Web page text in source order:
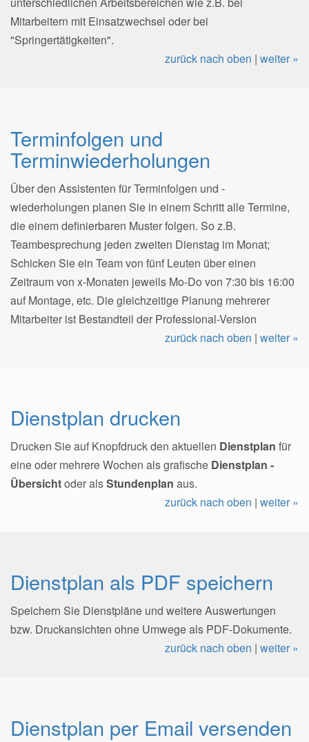
Mitarbeitern mit Einsatzwechsel oder bei
"Springertätigkeiten".
zurück nach oben | weiter »
Terminfolgen und
Terminwiederholungen
Über den Assistenten für Terminfolgen und -
wiederholungen planen Sie in einem Schritt alle Termine,
die einem definierbaren Muster folgen. So z.B.
Teambesprechung jeden zweiten Dienstag im Monat;
Schicken Sie ein Team von fünf Leuten über einen
Zeitraum von x-Monaten jeweils Mo-Do von 7:30 bis 16:00
auf Montage, etc. Die gleichzeitige Planung mehrerer
Mitarbeiter ist Bestandteil der Professional-Version
zurück nach oben | weiter »
Dienstplan drucken
Drucken Sie auf Knopfdruck den aktuellen Dienstplan für
eine oder mehrere Wochen als grafische Dienstplan -
Übersichtoder alsStundenplan aus.
zurück nach oben | weiter »
Dienstplan als PDF speichern
Speichern Sie Dienstpläne und weitere Auswertungen
bzw. Druckansichten ohne Umwege als PDF-Dokumente.
zurück nach oben | weiter »
Dienstplan per Email versenden